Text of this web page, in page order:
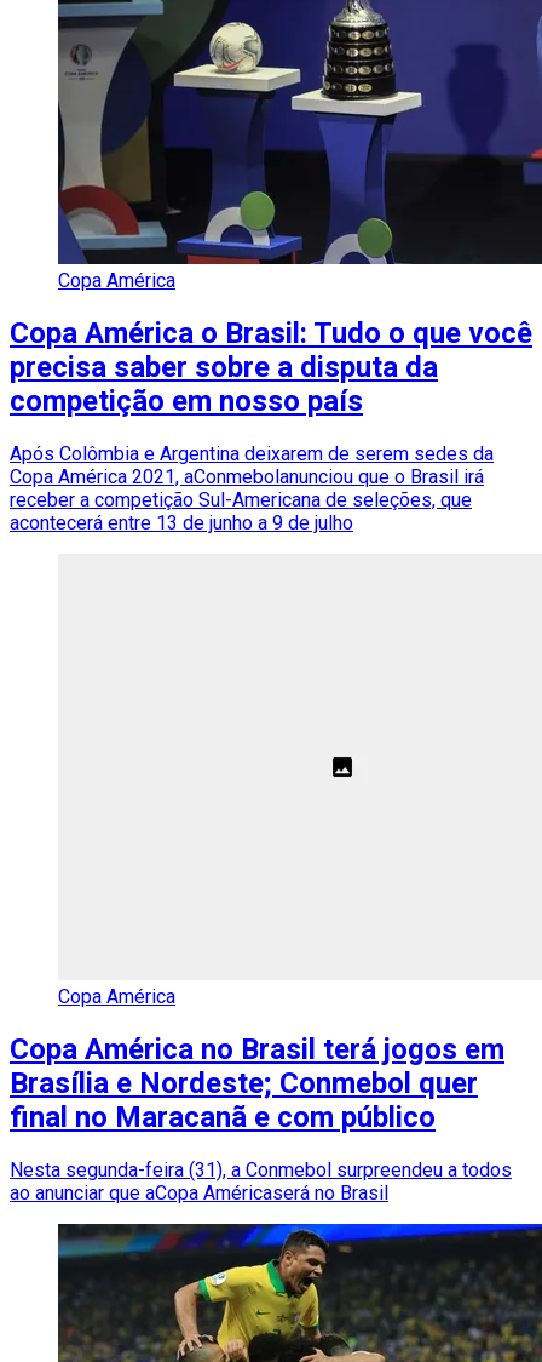
Copa América
Copa América o Brasil: Tudo o que você
precisa saber sobre a disputa da
competição em nosso país
Após Colômbia e Argentina deixarem de serem sedes da
Copa América 2021, aConmebolanunciou que o Brasil irá
receber a competição Sul-Americana de seleções, que
acontecerá entre 13 de junho a 9 de julho
Copa América
Copa América no Brasil terá jogos em
Brasília e Nordeste; Conmebol quer
final no Maracanã e com público
Nesta segunda-feira (31), a Conmebol surpreendeu a todos
ao anunciar que aCopa Américaserá no Brasil